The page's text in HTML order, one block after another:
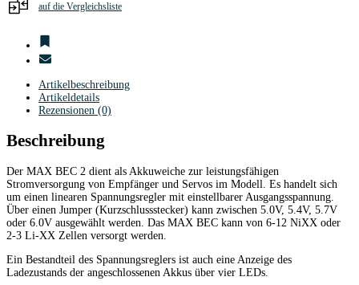
auf die Vergleichsliste
Artikelbeschreibung
Artikeldetails
Rezensionen (0)
Beschreibung
Der MAX BEC 2 dient als Akkuweiche zur leistungsfähigen
Stromversorgung von Empfänger und Servos im Modell. Es handelt sich
um einen linearen Spannungsregler mit einstellbarer Ausgangsspannung.
Über einen Jumper (Kurzschlussstecker) kann zwischen 5.0V, 5.4V, 5.7V
oder 6.0V ausgewählt werden. Das MAX BEC kann von 6-12 NiXX oder
2-3 Li-XX Zellen versorgt werden.
Ein Bestandteil des Spannungsreglers ist auch eine Anzeige des
Ladezustands der angeschlossenen Akkus über vier LEDs.